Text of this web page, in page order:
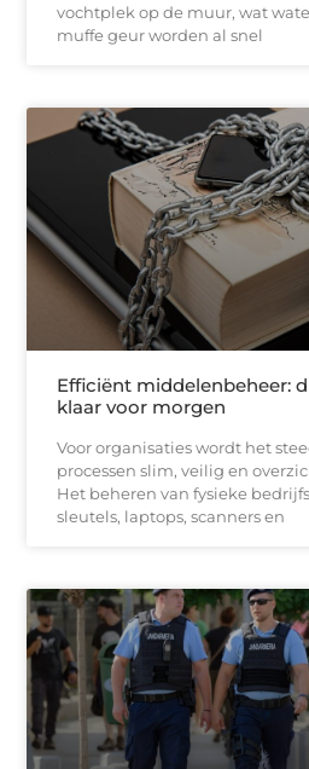
vochtplek op de muur, wat
muffe geur worden al snel
Efficiënt middelenbeheer:
klaar voor morgen
Voor organisaties wordt het
processen slim, veilig en
Het beheren van fysieke
sleutels, laptops, scanners en